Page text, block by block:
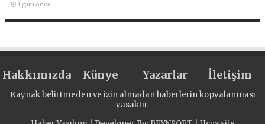
1 gün önce
Hakkımızda Künye Yazarlar İletişim
Kaynak belirtmeden ve izin almadan haberlerin kopyalanması
yasaktır.